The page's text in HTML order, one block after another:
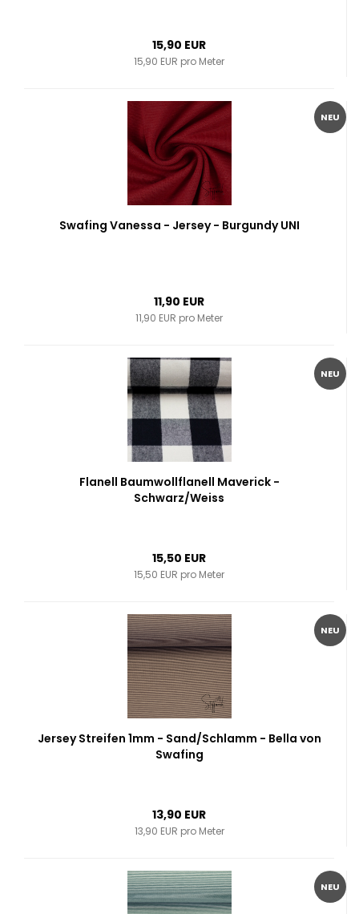
15,90 EUR
15,90 EUR pro Meter
NEU
Swafing Vanessa - Jersey - Burgundy UNI
11,90 EUR
11,90 EUR pro Meter
NEU
Flanell Baumwollflanell Maverick -
Schwarz/Weiss
15,50 EUR
15,50 EUR pro Meter
NEU
Jersey Streifen 1mm - Sand/Schlamm - Bella von
Swafing
13,90 EUR
13,90 EUR pro Meter
NEU